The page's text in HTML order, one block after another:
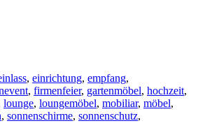
, einrichtung, empfang,
, firmenfeier, gartenmöbel, hochzeit,
lounge, loungemöbel, mobiliar, möbel,
, sonnenschirme, sonnenschutz,